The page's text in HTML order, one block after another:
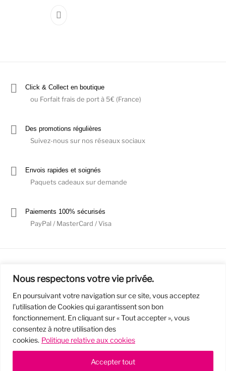
Nous respectons votre vie privée.
En poursuivant votre navigation sur ce site, vous acceptez
l'utilisation de Cookies qui garantissent son bon
fonctionnement. En cliquant sur « Tout accepter », vous
consentez à notre utilisation des
cookies. Politique relative aux cookies
Accepter tout
Ce produit a plusieurs variations. Les
Click & Collect en boutique
ou Forfait frais de port à 5€ (France)
Des promotions régulières
Suivez-nous sur nos réseaux sociaux
Envois rapides et soignés
Paquets cadeaux sur demande
Paiements 100% sécurisés
PayPal / MasterCard / Visa
Mentions Légales
Politique de confidentialité / RGPD
Conditions Générales de Vente
© 2019 - Cousins & Cousines